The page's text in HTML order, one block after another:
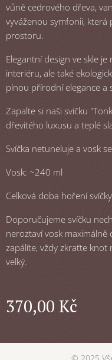
vůně cedrového dřeva,
vyváženou symfonii,
prostoru.
Elegantní design ve skle
interiéru, ale také
plnou přírodní elegance a
Zapalte si naši svíčku
dřevitého luxusu a teplé
Svíčka netuneluje a vosk
Vosk: ~240 ml
Celková doba hoření
Doporučujeme svíčku
neroztaví vosk maximálně
zapálíte, vždy zkraťte
velký.
370,00 Kč